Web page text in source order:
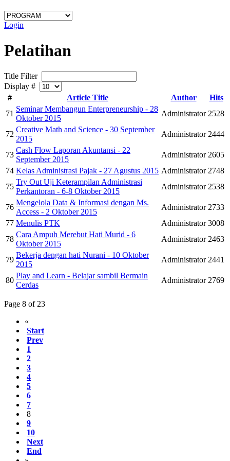
Login
Pelatihan
Title Filter
Display #
#
Article Title Author
Hits
71
Seminar Membangun Enterpreneurship - 28
Oktober 2015
Administrator 2528
72
Creative Math and Science - 30 September
2015
Administrator 2444
73
Cash Flow Laporan Akuntansi - 22
September 2015
Administrator 2605
74 Kelas Administrasi Pajak - 27 Agustus 2015 Administrator 2748
75
Try Out Uji Keterampilan Administrasi
Perkantoran - 6-8 Oktober 2015
Administrator 2538
76
Mengelola Data & Informasi dengan Ms.
Access - 2 Oktober 2015
Administrator 2733
77 Menulis PTK Administrator 3008
78
Cara Ampuh Merebut Hati Murid - 6
Oktober 2015
Administrator 2463
79
Bekerja dengan hati Nurani - 10 Oktober
2015
Administrator 2441
80
Play and Learn - Belajar sambil Bermain
Cerdas
Administrator 2769
Page 8 of 23
«
Start
Prev
1
2
3
4
5
6
7
8
9
10
Next
End